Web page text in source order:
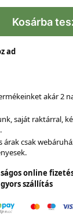
Kosárba
ad
akár 2
saját raktárral,
árak csak
online
gyors szállítás